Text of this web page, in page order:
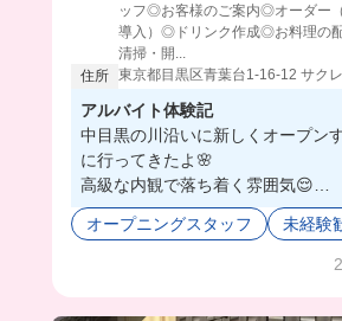
ッフ◎お客様のご案内◎オーダー
導入）◎ドリンク作成◎お料理の
清掃・開...
住所 東京都目黒区青葉台1-16-12 サク
アルバイト体験記
中目黒の川沿いに新しくオープン
に行ってきたよ🌸
高級な内観で落ち着く雰囲気😌
ドリンクや料理はこだわっていて
品パスタだったよ🍝❤️‍🔥
川沿いにあるからこの季節は、桜
オープニングスタッフ 未経験